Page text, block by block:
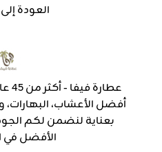
العودة
أفضل الأعشاب، البهارات،
بعناية لنضمن لكم
الأفضل في